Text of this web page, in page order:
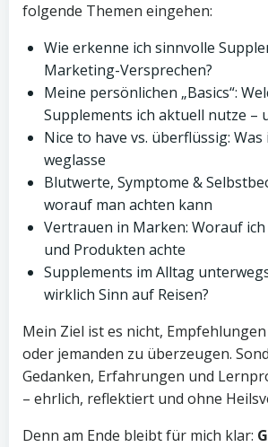
folgende Themen eingehen:
Wie erkenne ich sinnvolle
Marketing-Versprechen?
Meine persönlichen „Basics“:
Supplements ich aktuell nutze –
Nice to have vs. überflüssig:
weglasse
Blutwerte, Symptome &
worauf man achten kann
Vertrauen in Marken: Worauf ich
und Produkten achte
Supplements im Alltag
wirklich Sinn auf Reisen?
Mein Ziel ist es nicht,
oder jemanden zu überzeugen.
Gedanken, Erfahrungen und
– ehrlich, reflektiert und ohne
Denn am Ende bleibt für mich klar: